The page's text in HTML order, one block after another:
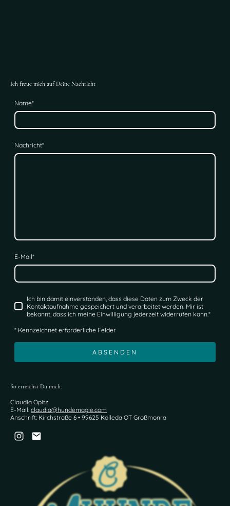
Ich freue mich auf Deine Nachricht
Name*
Nachricht*
E-Mail*
Ich bin damit einverstanden, dass diese Daten zum Zweck der
Kontaktaufnahme gespeichert und verarbeitet werden. Mir ist
bekannt, dass ich meine Einwilligung jederzeit widerrufen kann.*
* Kennzeichnet erforderliche Felder
ABSENDEN
So erreichst Du mich:
Claudia Opitz
E-Mail: claudia@hundemagie.com
Anschrift: Kirchstraße 6 • 99625 Kölleda OT Großmonra